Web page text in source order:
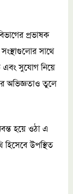
প্রভাষক
সাথে
এবং সুযোগ নিয়ে
অভিজ্ঞতাও তুলে
হয়ে ওঠা এ
হিসেবে উপস্থিত